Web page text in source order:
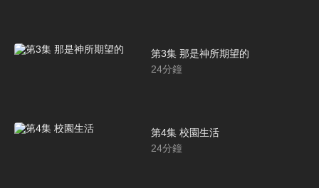
第3集 那是神所期望的
24分鐘
第4集 校園生活
24分鐘